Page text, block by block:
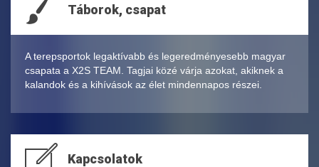
Táborok, csapat
A terepsportok legaktívabb és legeredményesebb magyar
csapata a X2S TEAM. Tagjai közé várja azokat, akiknek a
kalandok és a kihívások az élet mindennapos részei.
Kapcsolatok